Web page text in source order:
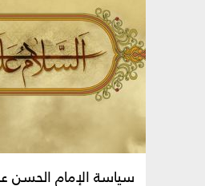
سياسة الإمام الحسن